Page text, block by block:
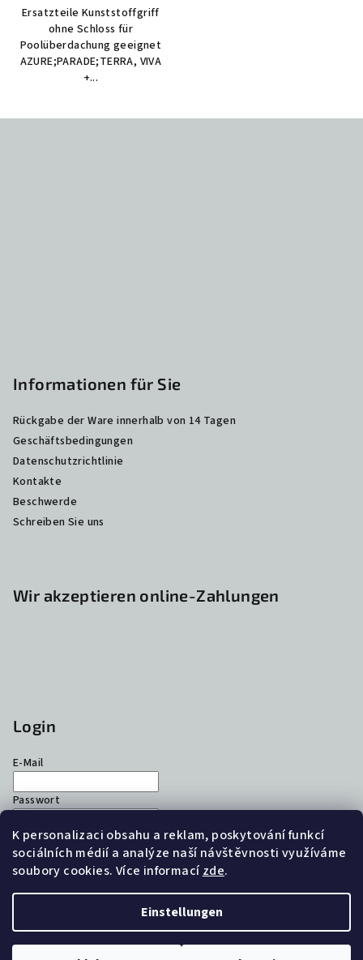
K personalizaci obsahu a reklam, poskytování funkcí
sociálních médií a analýze naší návštěvnosti využíváme
soubory cookies. Více informacízde.
Einstellungen
Ersatzteile Kunststoffgriff
ohne Schloss für
Poolüberdachung geeignet
AZURE;PARADE;TERRA, VIVA
+...
Informationen für Sie
Rückgabe der Ware innerhalb von 14 Tagen
Geschäftsbedingungen
Datenschutzrichtlinie
Kontakte
Beschwerde
Schreiben Sie uns
Wir akzeptieren online-Zahlungen
Login
E-Mail
Passwort
Anmelden
Neues Konto registrieren Passwort vergessen
Cookie-Einstellungen ändern